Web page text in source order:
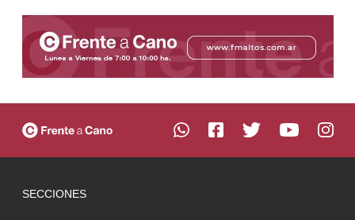
SECCIONES